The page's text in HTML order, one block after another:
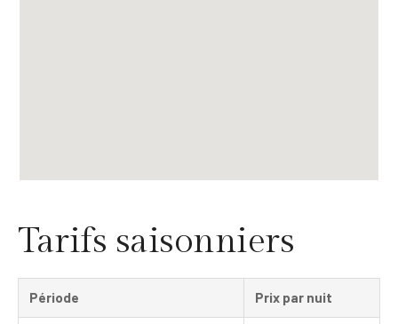
Tarifs saisonniers
Période Prix par nuit